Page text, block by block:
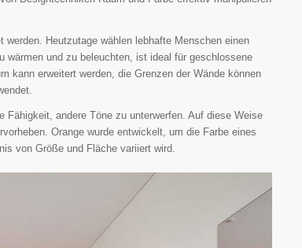
Heutzutage wählen lebhafte Menschen einen
wärmen und zu beleuchten, ist ideal für geschlossene
kann erweitert werden, die Grenzen der Wände können
andere Töne zu unterwerfen. Auf diese Weise
Orange wurde entwickelt, um die Farbe eines
von Größe und Fläche variiert wird.